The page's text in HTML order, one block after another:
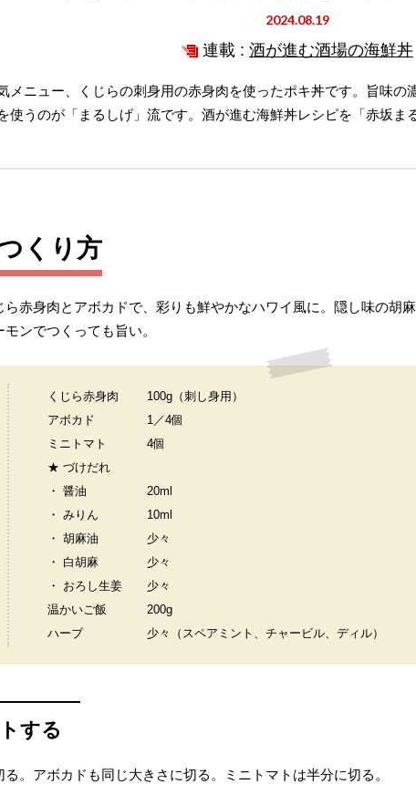
2024.08.19
連載 : 酒が進む酒場の海鮮丼
メニュー、くじらの刺身用の赤身肉を使ったポキ丼です。旨味
使うのが「まるしげ」流です。酒が進む海鮮丼レシピを「赤坂ま
くり方
赤身肉とアボカドで、彩りも鮮やかなハワイ風に。隠し味の胡
ンでつくっても旨い。
くじら赤身肉
100g（刺し身用）
アボカド
1／4個
ミニトマト
4個
★ づけだれ
・ 醤油
20ml
・ みりん
10ml
・ 胡麻油
少々
・ 白胡麻
少々
・ おろし生姜
少々
温かいご飯
200g
ハーブ
少々（スペアミント、チャービル、ディル）
する
。アボカドも同じ大きさに切る。ミニトマトは半分に切る。